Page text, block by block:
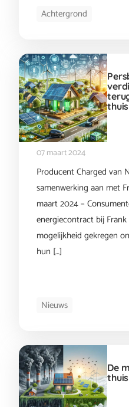
Achtergrond
07 maart 2024
Producent Charged van
samenwerking aan met
maart 2024 –
energiecontract bij
mogelijkheid gekregen
hun […]
Nieuws
De